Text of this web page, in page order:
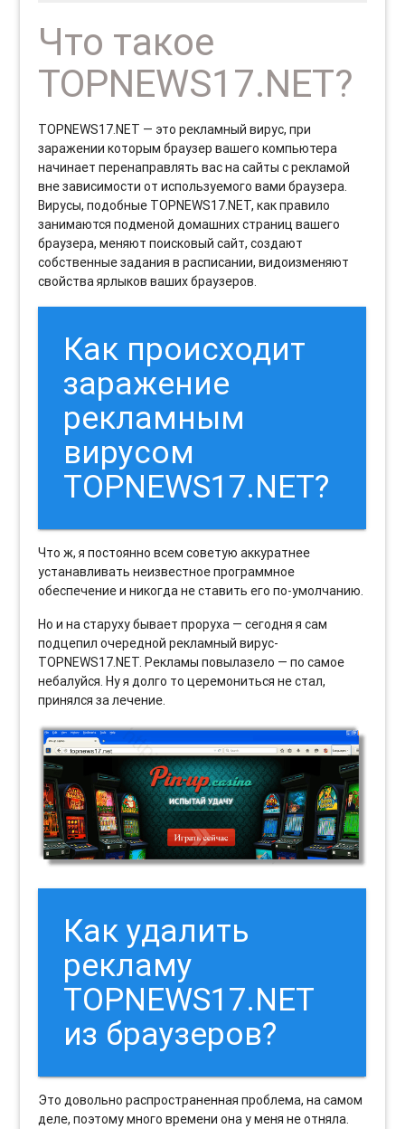
Что такое
TOPNEWS17.NET?
TOPNEWS17.NET — это рекламный вирус, при
заражении которым браузер вашего компьютера
начинает перенаправлять вас на сайты с рекламой
вне зависимости от используемого вами браузера.
Вирусы, подобные TOPNEWS17.NET, как правило
занимаются подменой домашних страниц вашего
браузера, меняют поисковый сайт, создают
собственные задания в расписании, видоизменяют
свойства ярлыков ваших браузеров.
Как происходит
заражение
рекламным
вирусом
TOPNEWS17.NET?
Что ж, я постоянно всем советую аккуратнее
устанавливать неизвестное программное
обеспечение и никогда не ставить его по-умолчанию.
Но и на старуху бывает проруха — сегодня я сам
подцепил очередной рекламный вирус-
TOPNEWS17.NET. Рекламы повылазело — по самое
небалуйся. Ну я долго то церемониться не стал,
принялся за лечение.
Как удалить
рекламу
TOPNEWS17.NET
из браузеров?
Это довольно распространенная проблема, на самом
деле, поэтому много времени она у меня не отняла.